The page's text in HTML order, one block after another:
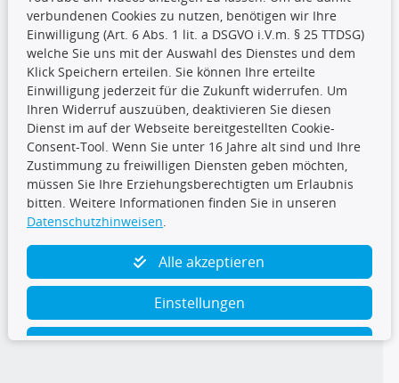
CARAT Gruppe
Folge uns
TecDoc Inside
verbundenen Cookies zu nutzen, benötigen wir Ihre
Einwilligung (Art. 6 Abs. 1 lit. a DSGVO i.V.m. § 25 TTDSG)
welche Sie uns mit der Auswahl des Dienstes und dem
Klick Speichern erteilen. Sie können Ihre erteilte
Einwilligung jederzeit für die Zukunft widerrufen. Um
Ihren Widerruf auszuüben, deaktivieren Sie diesen
Dienst im auf der Webseite bereitgestellten Cookie-
Consent-Tool. Wenn Sie unter 16 Jahre alt sind und Ihre
Zustimmung zu freiwilligen Diensten geben möchten,
müssen Sie Ihre Erziehungsberechtigten um Erlaubnis
bitten. Weitere Informationen finden Sie in unseren
Datenschutzhinweisen.
Alle akzeptieren
Einstellungen
Ablehnen